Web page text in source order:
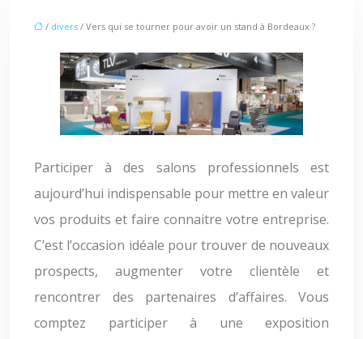
/ divers / Vers qui se tourner pour avoir un stand à Bordeaux ?
Participer à des salons professionnels est
aujourd’hui indispensable pour mettre en valeur
vos produits et faire connaitre votre entreprise.
C’est l’occasion idéale pour trouver de nouveaux
prospects, augmenter votre clientèle et
rencontrer des partenaires d’affaires. Vous
comptez participer à une exposition